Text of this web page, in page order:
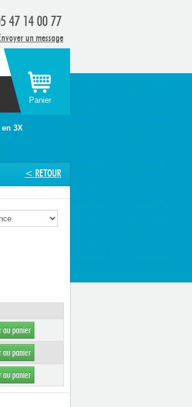
47 14 00 77
un message
Panier
3X
< RETOUR
au panier
au panier
au panier